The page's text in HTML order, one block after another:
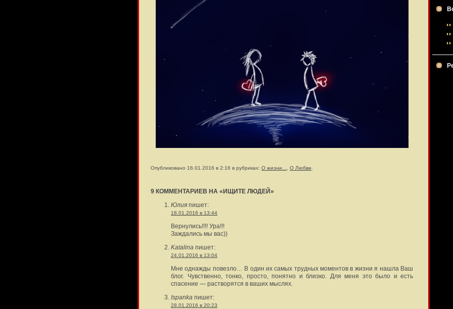
Опубликовано 16.01.2016 в 2:16 в рубриках: О жизни... О Любви
9 КОММЕНТАРИЕВ НА «ИЩИТЕ ЛЮДЕЙ»
Юлия пишет:
18.01.2016 в 13:44
Вернулись!!!! Ура!!!
Заждались мы вас))
Katalina пишет:
24.01.2016 в 13:04
Мне однажды повезло… В один их самых трудных моментов в жизни я нашла Ваш
блог. Чувственно, тонко, просто, понятно и близко. Для меня это было и есть
спасение — растворятся в ваших мыслях.
Ispanka пишет:
28.01.2016 в 20:23